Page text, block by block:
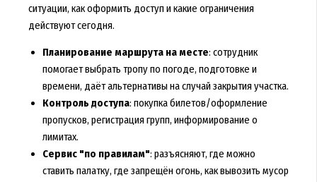
ситуации, как оформить доступ и какие ограничения
действуют сегодня.
Планирование маршрута на месте: сотрудник
помогает выбрать тропу по погоде, подготовке и
времени, даёт альтернативы на случай закрытия участка.
Контроль доступа: покупка билетов/оформление
пропусков, регистрация групп, информирование о
лимитах.
Сервис "по правилам": разъясняют, где можно
ставить палатку, где запрещён огонь, как вывозить мусор